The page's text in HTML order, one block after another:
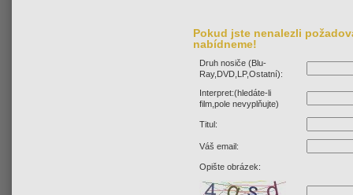
Pokud jste nenalezli
nabídneme!
Druh nosiče (Blu-
Ray,DVD,LP,Ostatní):
Interpret:(hledáte-li
film,pole nevyplňujte)
Titul:
Váš email:
Opište obrázek: